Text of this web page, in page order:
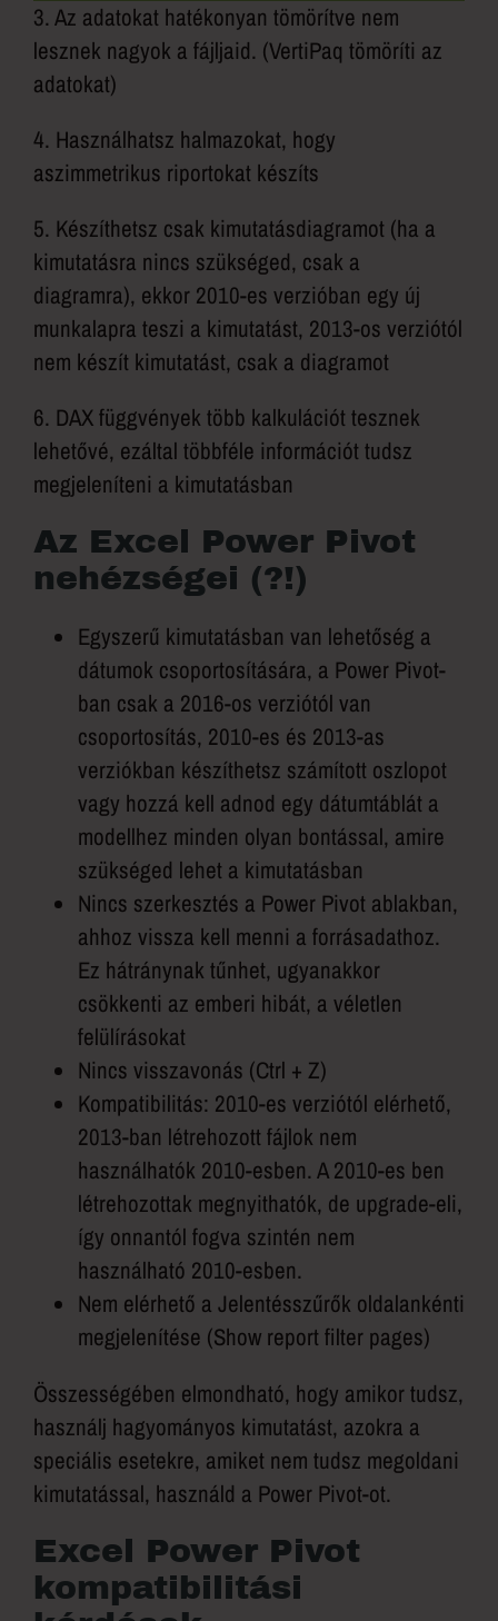
3. Az adatokat hatékonyan tömörítve nem
lesznek nagyok a fájljaid. (VertiPaq tömöríti az
adatokat)
4. Használhatsz halmazokat, hogy
aszimmetrikus riportokat készíts
5. Készíthetsz csak kimutatásdiagramot (ha a
kimutatásra nincs szükséged, csak a
diagramra), ekkor 2010-es verzióban egy új
munkalapra teszi a kimutatást, 2013-os verziótól
nem készít kimutatást, csak a diagramot
6. DAX függvények több kalkulációt tesznek
lehetővé, ezáltal többféle információt tudsz
megjeleníteni a kimutatásban
Az Excel Power Pivot
nehézségei (?!)
Egyszerű kimutatásban van lehetőség a
dátumok csoportosítására, a Power Pivot-
ban csak a 2016-os verziótól van
csoportosítás, 2010-es és 2013-as
verziókban készíthetsz számított oszlopot
vagy hozzá kell adnod egy dátumtáblát a
modellhez minden olyan bontással, amire
szükséged lehet a kimutatásban
Nincs szerkesztés a Power Pivot ablakban,
ahhoz vissza kell menni a forrásadathoz.
Ez hátránynak tűnhet, ugyanakkor
csökkenti az emberi hibát, a véletlen
felülírásokat
Nincs visszavonás (Ctrl + Z)
Kompatibilitás: 2010-es verziótól elérhető,
2013-ban létrehozott fájlok nem
használhatók 2010-esben. A 2010-es ben
létrehozottak megnyithatók, de upgrade-eli,
így onnantól fogva szintén nem
használható 2010-esben.
Nem elérhető a Jelentésszűrők oldalankénti
megjelenítése (Show report filter pages)
Összességében elmondható, hogy amikor tudsz,
használj hagyományos kimutatást, azokra a
speciális esetekre, amiket nem tudsz megoldani
kimutatással, használd a Power Pivot-ot.
Excel Power Pivot
kompatibilitási